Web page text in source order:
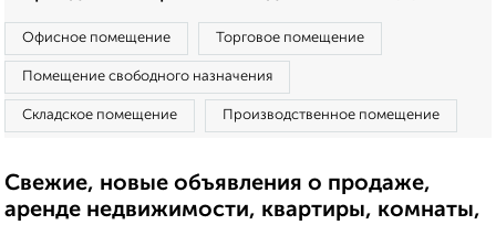
Офисное помещение Торговое помещение
Помещение свободного назначения
Складское помещение Производственное помещение
Свежие, новые объявления о продаже,
аренде недвижимости, квартиры, комнаты,